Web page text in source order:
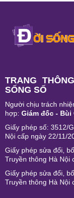
TRANG
SỐNG SỐ
Người chịu trách
hợp: Giám đốc - Bùi
Giấy phép số: 3512/
Nội cấp ngày 22/11/
Giấy phép sửa đổi,
Truyền thông Hà Nội
Giấy phép sửa đổi,
Truyền thông Hà Nội